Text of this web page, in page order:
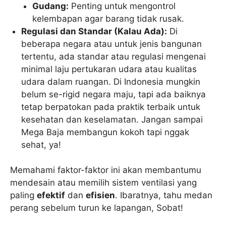
Gudang: Penting untuk mengontrol
kelembapan agar barang tidak rusak.
Regulasi dan Standar (Kalau Ada): Di
beberapa negara atau untuk jenis bangunan
tertentu, ada standar atau regulasi mengenai
minimal laju pertukaran udara atau kualitas
udara dalam ruangan. Di Indonesia mungkin
belum se-rigid negara maju, tapi ada baiknya
tetap berpatokan pada praktik terbaik untuk
kesehatan dan keselamatan. Jangan sampai
Mega Baja membangun kokoh tapi nggak
sehat, ya!
Memahami faktor-faktor ini akan membantumu
mendesain atau memilih sistem ventilasi yang
paling efektif dan efisien. Ibaratnya, tahu medan
perang sebelum turun ke lapangan, Sobat!